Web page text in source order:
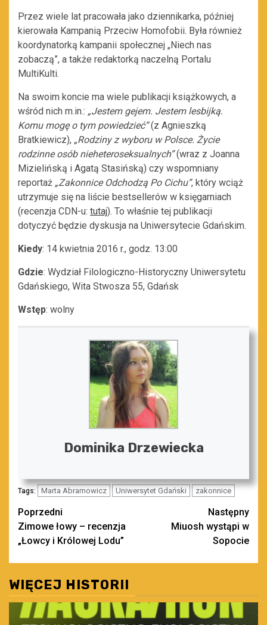
Przez wiele lat pracowała jako dziennikarka, później
kierowała Kampanią Przeciw Homofobii. Była również
koordynatorką kampanii społecznej „Niech nas
zobaczą”, a także redaktorką naczelną Portalu
MultiKulti.
Na swoim koncie ma wiele publikacji książkowych, a
wśród nich m.in.: „Jestem gejem. Jestem lesbijką.
Komu mogę o tym powiedzieć”(z Agnieszką
Bratkiewicz), „Rodziny z wyboru w Polsce. Życie
rodzinne osób nieheteroseksualnych”(wraz z Joanna
Mizielińską i Agatą Stasińską) czy wspomniany
reportaż „Zakonnice Odchodzą Po Cichu”, który wciąż
utrzymuje się na liście bestsellerów w księgarniach
(recenzja CDN-u: tutaj). To właśnie tej publikacji
dotyczyć będzie dyskusja na Uniwersytecie Gdańskim.
Kiedy: 14 kwietnia 2016 r., godz. 13:00
Gdzie: Wydział Filologiczno-Historyczny Uniwersytetu
Gdańskiego, Wita Stwosza 55, Gdańsk
Wstęp: wolny
Dominika Drzewiecka
Tags: Marta Abramowicz Uniwersytet Gdański zakonnice
Zobacz
wpisy
Poprzedni
Zimowe łowy – recenzja
„Łowcy i Królowej Lodu”
Następny
Miuosh wystąpi w
Sopocie
WIĘCEJ HISTORII